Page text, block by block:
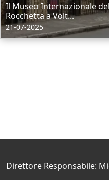
Il Museo Internazionale
Rocchetta a Volt...
21-07-2025
Direttore Responsabile: